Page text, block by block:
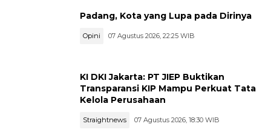
Padang, Kota yang Lupa pada Dirinya
Opini 07 Agustus 2026, 22:25 WIB
KI DKI Jakarta: PT JIEP Buktikan
Transparansi KIP Mampu Perkuat Tata
Kelola Perusahaan
Straightnews 07 Agustus 2026, 18:30 WIB